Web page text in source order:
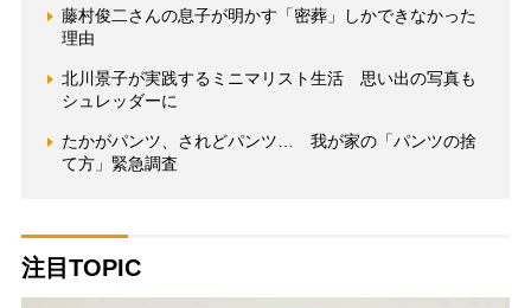
藤村俊二さんの息子が明かす「密葬」しかできなかった
理由
北川景子が実践するミニマリスト生活 思い出の写真も
シュレッダーに
たかがパンツ、されどパンツ… 我が家の「パンツの捨
て方」緊急調査
注目TOPIC